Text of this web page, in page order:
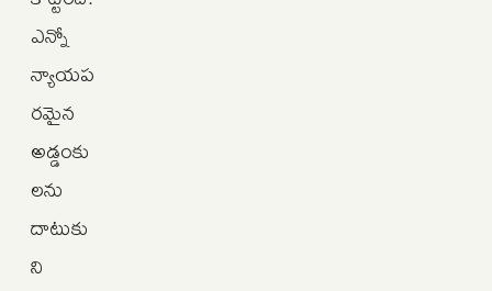
ఎన్నో
న్యాయప
రమైన
అడ్డంకు
లను
దాటుకు
ని